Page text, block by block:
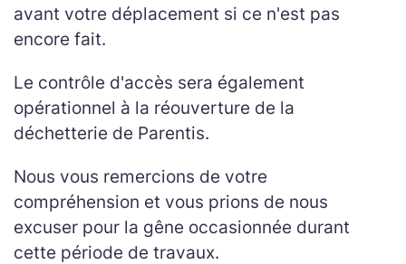
avant votre déplacement si ce n'est pas
encore fait.
Le contrôle d'accès sera également
opérationnel à la réouverture de la
déchetterie de Parentis.
Nous vous remercions de votre
compréhension et vous prions de nous
excuser pour la gêne occasionnée durant
cette période de travaux.